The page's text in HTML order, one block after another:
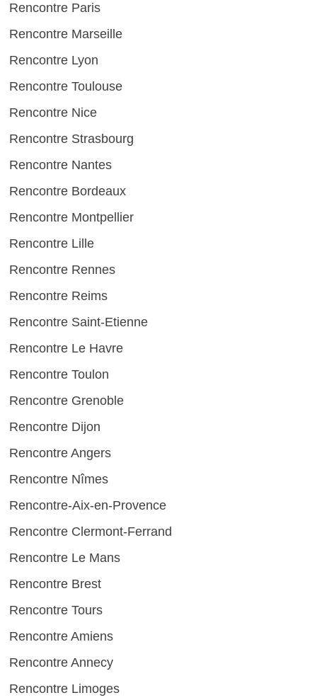
Rencontre Paris
Rencontre Marseille
Rencontre Lyon
Rencontre Toulouse
Rencontre Nice
Rencontre Strasbourg
Rencontre Nantes
Rencontre Bordeaux
Rencontre Montpellier
Rencontre Lille
Rencontre Rennes
Rencontre Reims
Rencontre Saint-Etienne
Rencontre Le Havre
Rencontre Toulon
Rencontre Grenoble
Rencontre Dijon
Rencontre Angers
Rencontre Nîmes
Rencontre-Aix-en-Provence
Rencontre Clermont-Ferrand
Rencontre Le Mans
Rencontre Brest
Rencontre Tours
Rencontre Amiens
Rencontre Annecy
Rencontre Limoges